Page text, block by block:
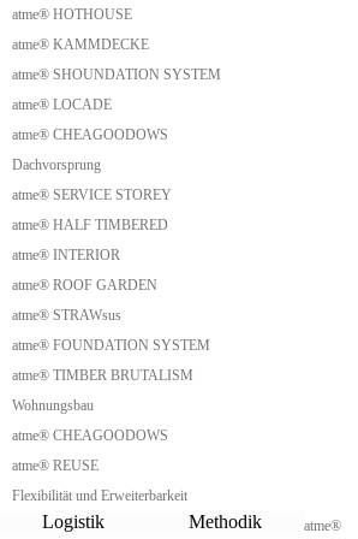
atme® HOTHOUSE
atme® KAMMDECKE
atme® SHOUNDATION SYSTEM
atme® LOCADE
atme® CHEAGOODOWS
Dachvorsprung
atme® SERVICE STOREY
atme® HALF TIMBERED
atme® INTERIOR
atme® ROOF GARDEN
atme® STRAWsus
atme® FOUNDATION SYSTEM
atme® TIMBER BRUTALISM
Wohnungsbau
atme® CHEAGOODOWS
atme® REUSE
Flexibilität und Erweiterbarkeit
Logistik Methodik
atme®
Aufstocken Tinyhaus
Nachverdichtung Tinyhaus
Küchenmodul Garten
Saunamodul Garten
Parklet Social
Downsizing
Small House
Hobbithaus
Homeoffice Cabin
Glamping
Tiny Hochhaus
Mini Hochhaus
Shack
Triangle Shack
Beach Shack
Forest Shack
Dreieckshaus
Prismenhaus